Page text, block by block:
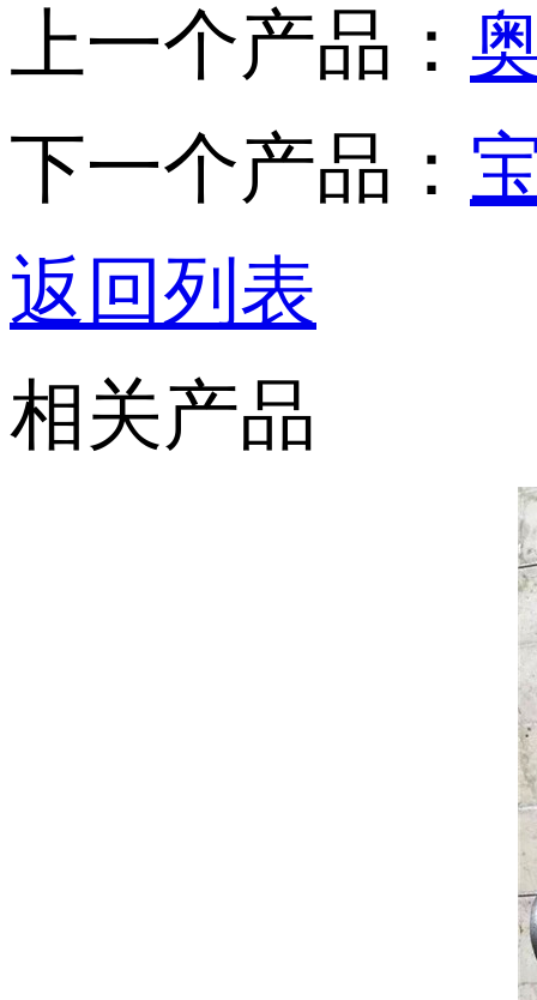
上一个产品：
下一个产品：
返回列表
相关产品